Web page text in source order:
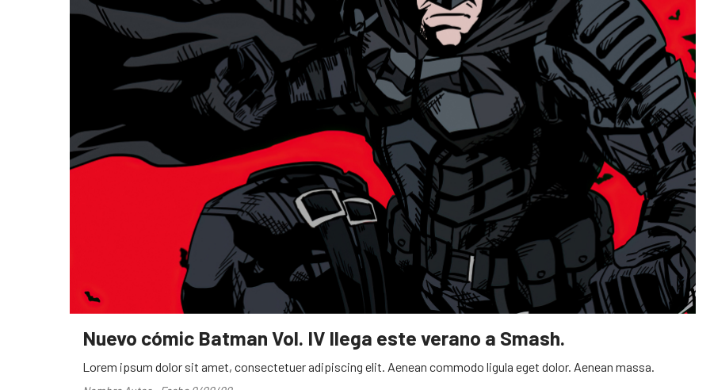
Nuevo cómic Batman Vol. IV llega este verano a Smash.
Lorem ipsum dolor sit amet, consectetuer adipiscing elit. Aenean commodo ligula eget dolor. Aenean massa.